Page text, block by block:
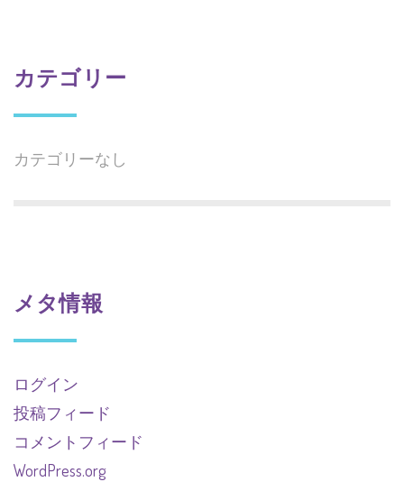
カテゴリー
カテゴリーなし
メタ情報
ログイン
投稿フィード
コメントフィード
WordPress.org